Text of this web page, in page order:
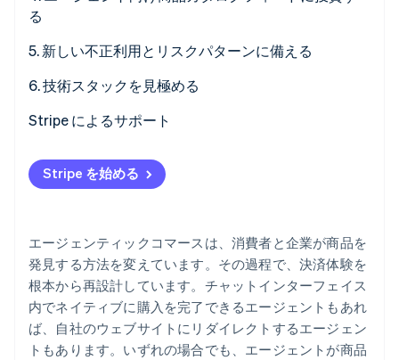
こちらをご覧ください
る
5. 新しい不正利用とリスクパターンに備える
6. 技術スタックを見極める
Stripe によるサポート
Stripe を始める
エージェンティックコマースは、消費者と企業が商品を
発見する方法を変えています。その過程で、決済体験を
根本から再設計しています。チャットインターフェイス
内でネイティブに購入を完了できるエージェントもあれ
ば、自社のウェブサイトにリダイレクトするエージェン
トもあります。いずれの場合でも、エージェントが商品